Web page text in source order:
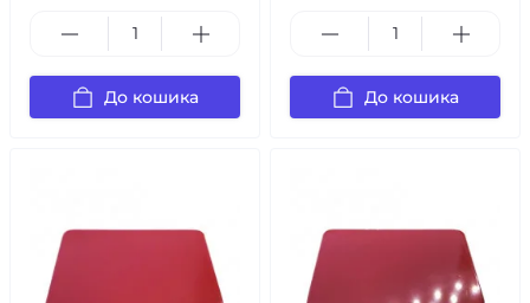
До кошика До кошика